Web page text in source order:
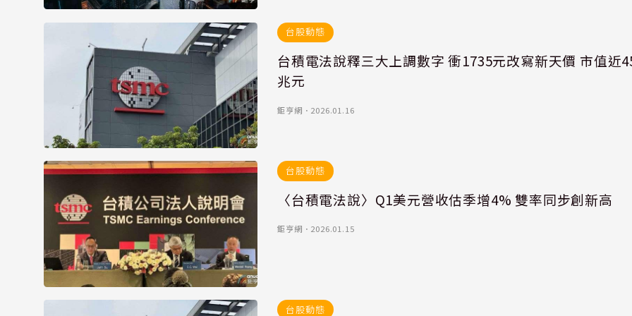
台股動態
台積電法說釋三大上調數字 衝1735元改寫新天價 市值近
兆元
鉅亨網 ． 2026.01.16
台股動態
〈台積電法說〉Q1美元營收估季增4% 雙率同步創新高
鉅亨網 ． 2026.01.15
台股動態